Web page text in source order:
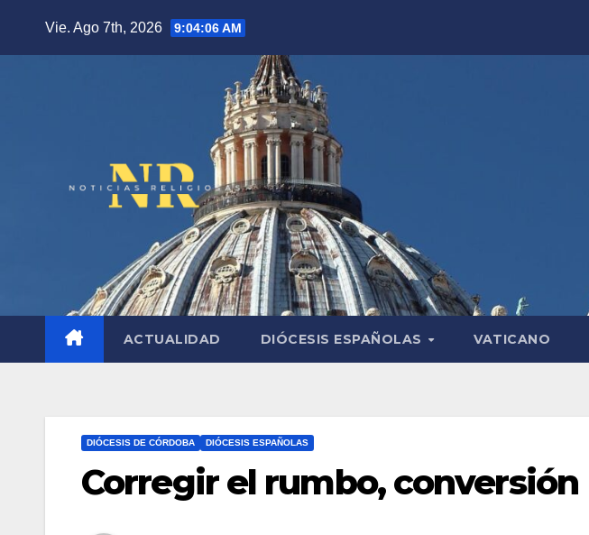
Vie. Ago 7th, 2026 9:04:07 AM
ACTUALIDAD DIÓCESIS ESPAÑOLAS VATICANO
DIÓCESIS DE CÓRDOBA DIÓCESIS ESPAÑOLAS
Corregir el rumbo, conversión